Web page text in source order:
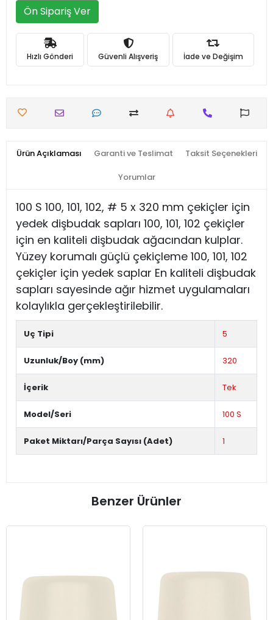
Ön Sipariş Ver
Hızlı Gönderi Güvenli Alışveriş İade ve Değişim
Ürün Açıklaması Garanti ve Teslimat Taksit Seçenekleri
Yorumlar
100 S 100, 101, 102, # 5 x 320 mm çekiçler için
yedek dişbudak sapları 100, 101, 102 çekiçler
için en kaliteli dişbudak ağacından kulplar.
Yüzey korumalı güçlü çekiçleme 100, 101, 102
çekiçler için yedek saplar En kaliteli dişbudak
sapları sayesinde ağır hizmet uygulamaları
kolaylıkla gerçekleştirilebilir.
Uç Tipi 5
Uzunluk/Boy (mm) 320
İçerik Tek
Model/Seri 100 S
Paket Miktarı/Parça Sayısı (Adet) 1
Benzer Ürünler